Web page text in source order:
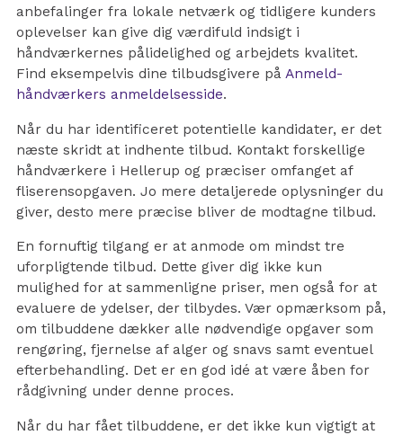
anbefalinger fra lokale netværk og tidligere kunders
oplevelser kan give dig værdifuld indsigt i
håndværkernes pålidelighed og arbejdets kvalitet.
Find eksempelvis dine tilbudsgivere på Anmeld-
håndværkers anmeldelsesside.
Når du har identificeret potentielle kandidater, er det
næste skridt at indhente tilbud. Kontakt forskellige
håndværkere i Hellerup og præciser omfanget af
fliserensopgaven. Jo mere detaljerede oplysninger du
giver, desto mere præcise bliver de modtagne tilbud.
En fornuftig tilgang er at anmode om mindst tre
uforpligtende tilbud. Dette giver dig ikke kun
mulighed for at sammenligne priser, men også for at
evaluere de ydelser, der tilbydes. Vær opmærksom på,
om tilbuddene dækker alle nødvendige opgaver som
rengøring, fjernelse af alger og snavs samt eventuel
efterbehandling. Det er en god idé at være åben for
rådgivning under denne proces.
Når du har fået tilbuddene, er det ikke kun vigtigt at